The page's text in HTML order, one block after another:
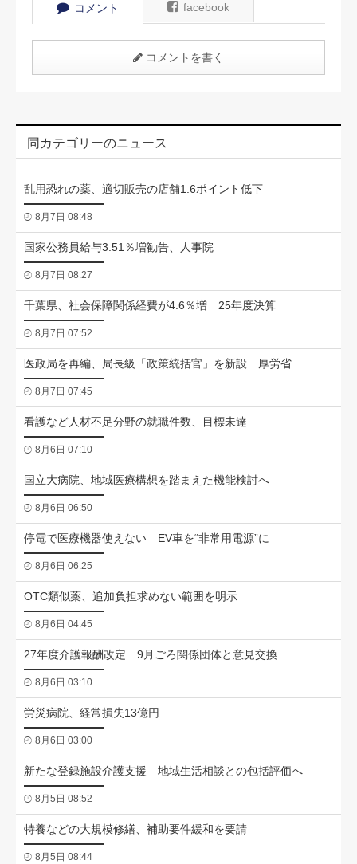
コメント facebook
コメントを書く
同カテゴリーのニュース
乱用恐れの薬、適切販売の店舗1.6ポイント低下
8月7日 08:48
国家公務員給与3.51％増勧告、人事院
8月7日 08:27
千葉県、社会保障関係経費が4.6％増 25年度決算
8月7日 07:52
医政局を再編、局長級「政策統括官」を新設 厚労省
8月7日 07:45
看護など人材不足分野の就職件数、目標未達
8月6日 07:10
国立大病院、地域医療構想を踏まえた機能検討へ
8月6日 06:50
停電で医療機器使えない EV車を“非常用電源”に
8月6日 06:25
OTC類似薬、追加負担求めない範囲を明示
8月6日 04:45
27年度介護報酬改定 9月ごろ関係団体と意見交換
8月6日 03:10
労災病院、経常損失13億円
8月6日 03:00
新たな登録施設介護支援 地域生活相談との包括評価へ
8月5日 08:52
特養などの大規模修繕、補助要件緩和を要請
8月5日 08:44